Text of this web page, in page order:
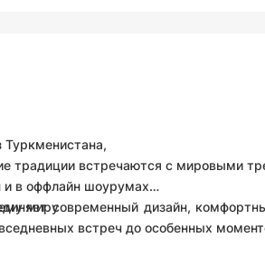
традиции встречаются с мировыми
и в оффлайн шоурумах
мирусовременный дизайн,
встреч до особенных